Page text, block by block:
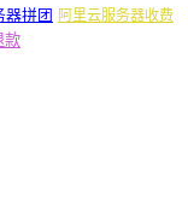
器拼团 阿里云服务器收费
款